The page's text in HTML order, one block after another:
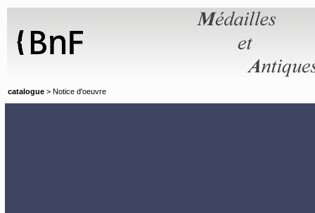
catalogue > Notice d'oeuvre